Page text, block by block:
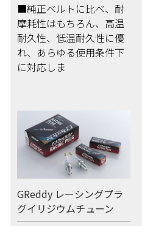
■純正ベルトに比べ、耐
摩耗性はもちろん、高温
耐久性、低温耐久性に優
れ、あらゆる使用条件下
に対応しま
GReddy レーシングプラ
グイリジウムチューン